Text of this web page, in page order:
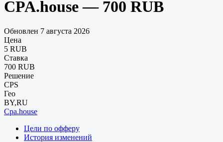
CPA.house — 700 RUB
Обновлен 7 августа 2026
Цена
5 RUB
Ставка
700 RUB
Решение
CPS
Гео
BY,RU
Cpa.house
Цели по офферу
История изменений